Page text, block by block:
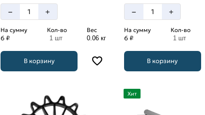
– +
На сумму
6 ₽
Кол-во
1 шт
Вес
0.06 кг
В корзину
– +
На сумму
6 ₽
Кол-во
1 шт
В корзину
Хит